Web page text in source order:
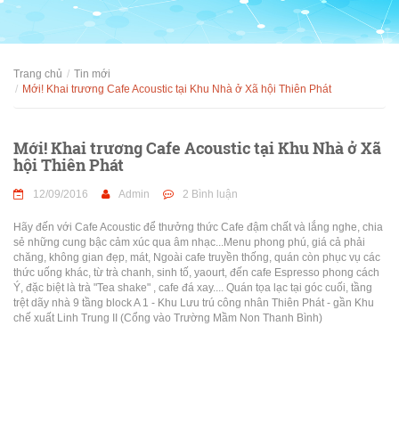
Trang chủ
Tin mới
Mới! Khai trương Cafe Acoustic tại Khu Nhà ở Xã hội Thiên Phát
Mới! Khai trương Cafe Acoustic tại Khu Nhà ở Xã
hội Thiên Phát
12/09/2016 Admin 2 Bình luận
Hãy đến với Cafe Acoustic để thưởng thức Cafe đậm chất và lắng nghe, chia
sẻ những cung bậc cảm xúc qua âm nhạc...Menu phong phú, giá cả phải
chăng, không gian đẹp, mát, Ngoài cafe truyền thống, quán còn phục vụ các
thức uống khác, từ trà chanh, sinh tố, yaourt, đến cafe Espresso phong cách
Ý, đặc biệt là trà "Tea shake" , cafe đá xay.... Quán tọa lạc tại góc cuối, tầng
trệt dãy nhà 9 tầng block A 1 - Khu Lưu trú công nhân Thiên Phát - gần Khu
chế xuất Linh Trung II (Cổng vào Trường Mầm Non Thanh Bình)